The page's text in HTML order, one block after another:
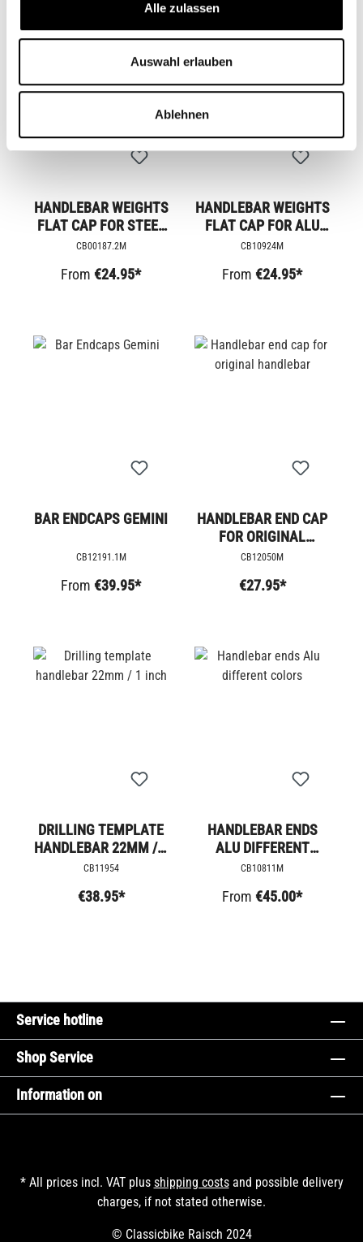
Alle zulassen
Auswahl erlauben
Ablehnen
HANDLEBAR WEIGHTS
FLAT CAP FOR STEEL
HANDLEBAR
CB00187.2M
From €24.95*
HANDLEBAR WEIGHTS
FLAT CAP FOR ALU
HANDLEBAR
CB10924M
From €24.95*
BAR ENDCAPS GEMINI
CB12191.1M
From €39.95*
HANDLEBAR END CAP
FOR ORIGINAL
HANDLEBAR
CB12050M
€27.95*
DRILLING TEMPLATE
HANDLEBAR 22MM / 1
INCH
CB11954
€38.95*
HANDLEBAR ENDS
ALU DIFFERENT
COLORS
CB10811M
From €45.00*
Service hotline
Shop Service
Information on
* All prices incl. VAT plus shipping costsand possible delivery
charges, if not stated otherwise.
© Classicbike Raisch 2024